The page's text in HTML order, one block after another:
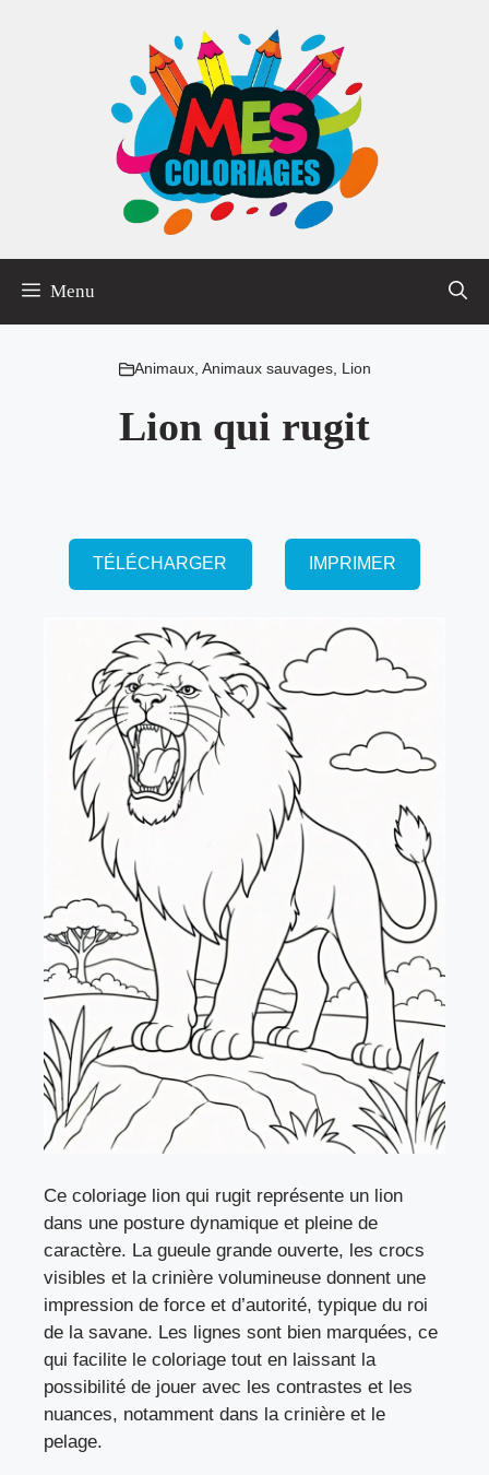
Menu
Animaux, Animaux sauvages, Lion
Lion qui rugit
TÉLÉCHARGER IMPRIMER
Ce coloriage lion qui rugit représente un lion
dans une posture dynamique et pleine de
caractère. La gueule grande ouverte, les crocs
visibles et la crinière volumineuse donnent une
impression de force et d’autorité, typique du roi
de la savane. Les lignes sont bien marquées, ce
qui facilite le coloriage tout en laissant la
possibilité de jouer avec les contrastes et les
nuances, notamment dans la crinière et le
pelage.